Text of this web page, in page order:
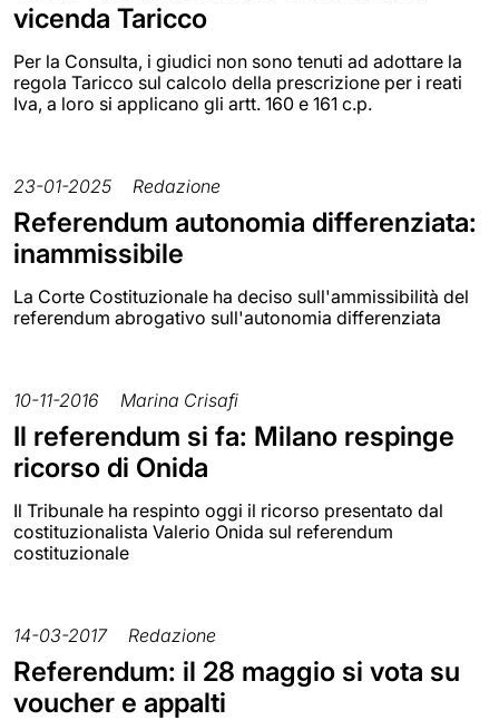
vicenda Taricco
Per la Consulta, i giudici non sono tenuti ad adottare la
regola Taricco sul calcolo della prescrizione per i reati
Iva, a loro si applicano gli artt. 160 e 161 c.p.
23-01-2025 Redazione
Referendum autonomia differenziata:
inammissibile
La Corte Costituzionale ha deciso sull'ammissibilità del
referendum abrogativo sull'autonomia differenziata
10-11-2016 Marina Crisafi
Il referendum si fa: Milano respinge
ricorso di Onida
Il Tribunale ha respinto oggi il ricorso presentato dal
costituzionalista Valerio Onida sul referendum
costituzionale
14-03-2017 Redazione
Referendum: il 28 maggio si vota su
voucher e appalti